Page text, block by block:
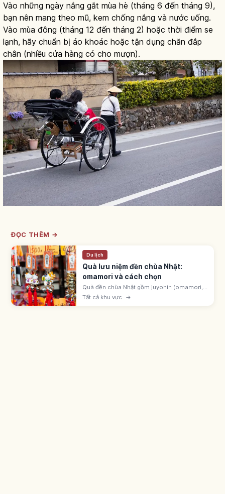
Vào những ngày nắng gắt mùa hè (tháng 6 đến tháng 9),
bạn nên mang theo mũ, kem chống nắng và nước uống.
Vào mùa đông (tháng 12 đến tháng 2) hoặc thời điểm se
lạnh, hãy chuẩn bị áo khoác hoặc tận dụng chăn đắp
chân (nhiều cửa hàng có cho mượn).
ĐỌC THÊM →
Du lịch
Quà lưu niệm đền chùa Nhật:
omamori và cách chọn
Quà đền chùa Nhật gồm juyohin (omamori,
goshuin, ofuda) gọi là được ban tặng, và đồ
engimono ở cửa hàng monzen-machi.
Tất cả khu vực →